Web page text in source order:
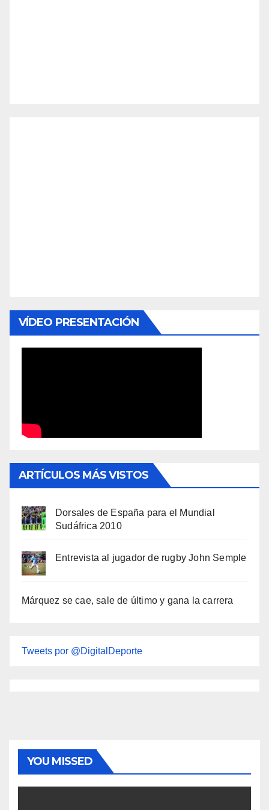
VÍDEO PRESENTACIÓN
ARTÍCULOS MÁS VISTOS
Dorsales de España para el Mundial
Sudáfrica 2010
Entrevista al jugador de rugby John Semple
Márquez se cae, sale de último y gana la carrera
Tweets por @DigitalDeporte
YOU MISSED